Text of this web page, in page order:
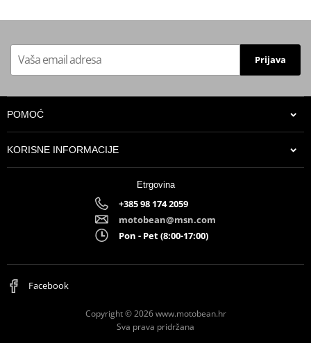
Prijava
POMOĆ
KORISNE INFORMACIJE
Etrgovina
+385 98 174 2059
motobean@msn.com
Pon - Pet (8:00-17:00)
Facebook
Copyright © 2026 www.motobean.hr
Sva prava pridržana